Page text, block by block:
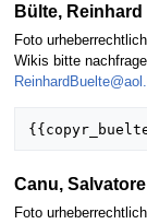
Bülte, Reinhard
Foto
Wikis bitte
Canu, Salvatore
Foto